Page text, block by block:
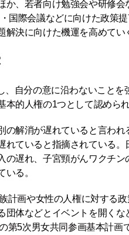
、若者向け勉強会や研修会
国際会議などに向けた政策
決に向けた機運を高めてい
自分の意に沿わないことを
的人権の1つとして認められ
の解消が遅れていると言わ
ていると指摘されている
の遅れ、子宮頸がんワクチ
る。
計画や女性の人権に対する
団体などとイベントを開く
第5次男女共同参画基本計画